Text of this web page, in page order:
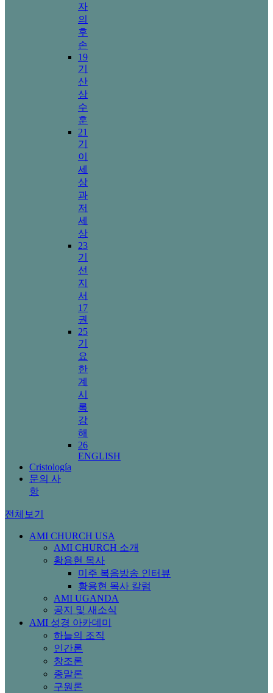
자
의
후
손
19
기
산
상
수
훈
21
기
이
세
상
과
저
세
상
23
기
선
지
서
17
권
25
기
요
한
계
시
록
강
해
26
ENGLISH
Cristología
문의 사
항
전체보기
AMI CHURCH USA
AMI CHURCH 소개
황용현 목사
미주 복음방송 인터뷰
황용현 목사 칼럼
AMI UGANDA
공지 및 새소식
AMI 성경 아카데미
하늘의 조직
인간론
창조론
종말론
구원론